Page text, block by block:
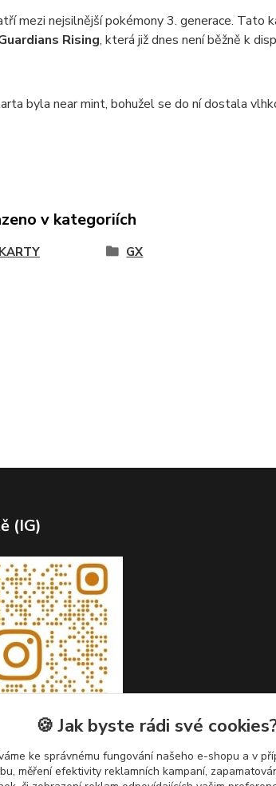
mezi nejsilnější pokémony 3. generace. Tato
Rising, která již dnes není běžně k
byla near mint, bohužel se do ní dostala
v kategoriích
GX
(IG)
🍪 Jak byste rádi své
ke správnému fungování našeho e-shopu a v
měření efektivity reklamních kampaní,